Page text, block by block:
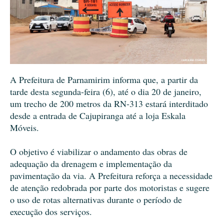
A Prefeitura de Parnamirim informa que, a partir da
tarde desta segunda-feira (6), até o dia 20 de janeiro,
um trecho de 200 metros da RN-313 estará interditado
desde a entrada de Cajupiranga até a loja Eskala
Móveis.
O objetivo é viabilizar o andamento das obras de
adequação da drenagem e implementação da
pavimentação da via. A Prefeitura reforça a necessidade
de atenção redobrada por parte dos motoristas e sugere
o uso de rotas alternativas durante o período de
execução dos serviços.